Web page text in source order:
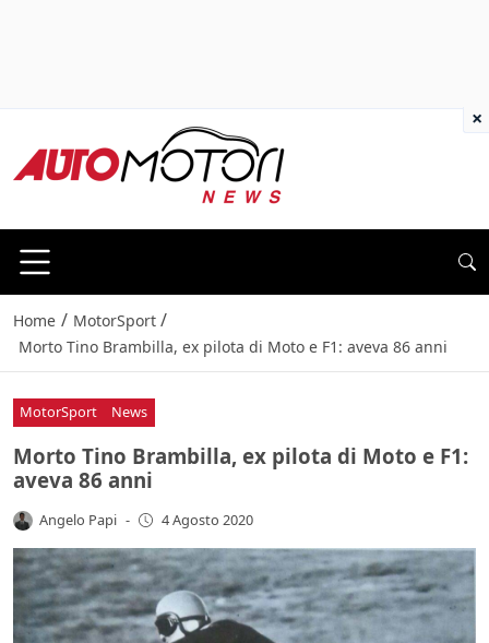
Home / MotorSport /
Morto Tino Brambilla, ex pilota di Moto e F1: aveva 86 anni
MotorSport News
Morto Tino Brambilla, ex pilota di Moto e F1:
aveva 86 anni
Angelo Papi - 4 Agosto 2020
×